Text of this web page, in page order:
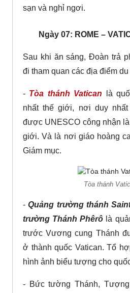
sạn và nghỉ ngơi.
Ngày 07: ROME –
Sau khi ăn sáng, Đoàn trả
đi tham quan các địa điểm
- Tòa thánh Vatican là
nhất thế giới, nơi duy
được UNESCO công nhận
giới. Và là nơi giáo hoàng
Giám mục.
Tòa thánh
-Quảng trường thánh
trường Thánh Phêrô là
trước Vương cung Thánh
ở thành quốc Vatican. Tổ
hình ảnh biểu tượng cho
- Bức tường Thánh,